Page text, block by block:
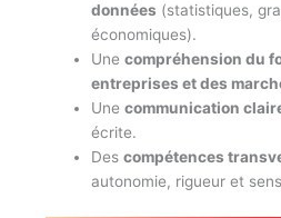
données (statistiques,
économiques).
Une compréhension du
entreprises et des
Une communication
écrite.
Des compétences
autonomie, rigueur et